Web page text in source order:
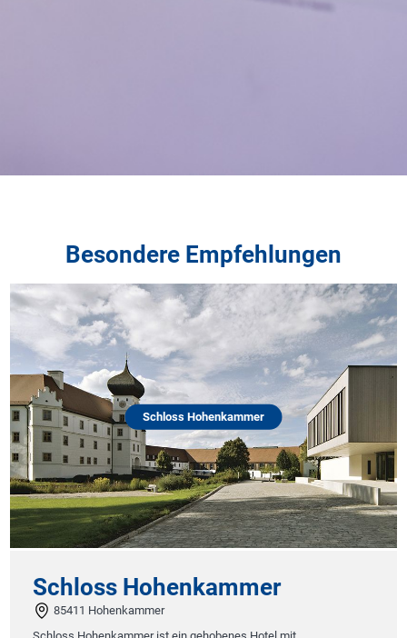
Besondere Empfehlungen
Schloss Hohenkammer
Schloss Hohenkammer
85411 Hohenkammer